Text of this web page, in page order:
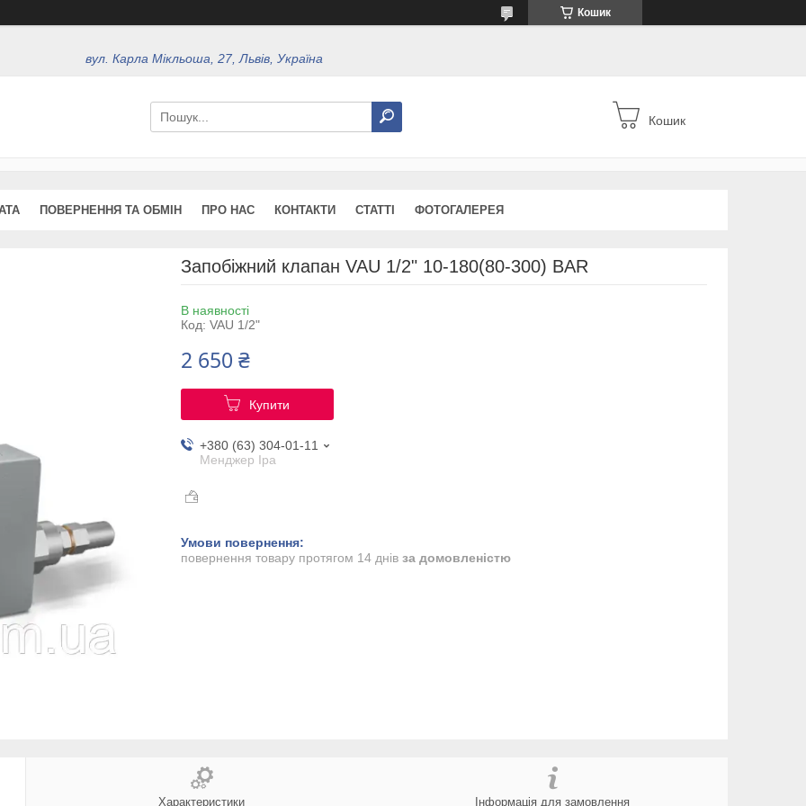
Кошик
вул. Карла Мікльоша, 27, Львів, Україна
Кошик
ПОВЕРНЕННЯ ТА ОБМІН ПРО НАС КОНТАКТИ СТАТТІ ФОТОГАЛЕРЕЯ
Запобіжний клапан VAU 1/2" 10-180(80-300) BAR
В наявності
Код: VAU 1/2"
2 650 ₴
Купити
+380 (63) 304-01-11
Менджер Іра
повернення товару протягом 14 днів за домовленістю
Характеристики Інформація для замовлення